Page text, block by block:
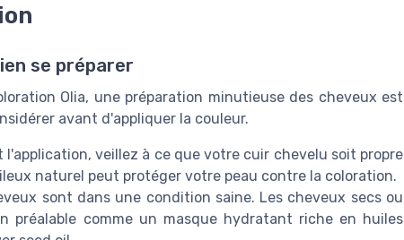
se préparer
Olia, une préparation minutieuse des cheveux est
avant d'appliquer la couleur.
l'application, veillez à ce que votre cuir chevelu soit propre
naturel peut protéger votre peau contre la coloration.
sont dans une condition saine. Les cheveux secs ou
préalable comme un masque hydratant riche en huiles